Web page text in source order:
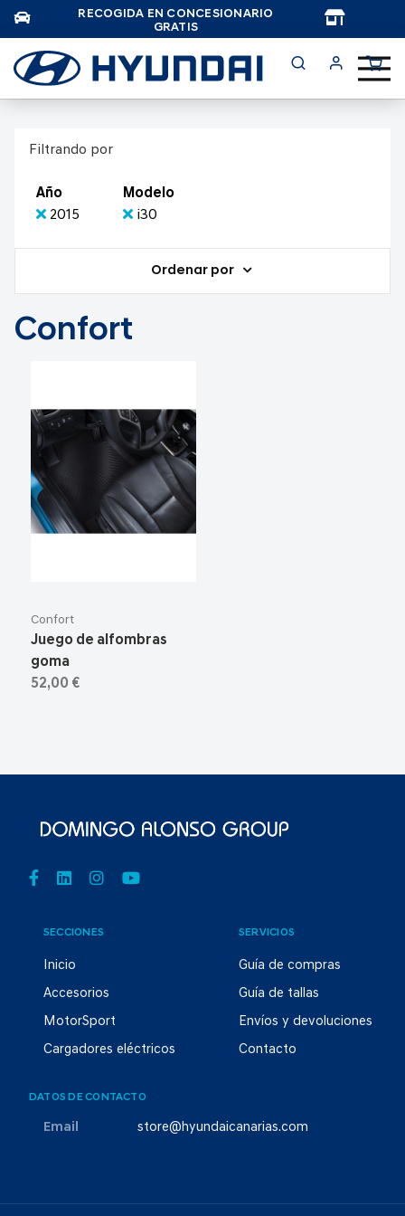
RECOGIDA EN CONCESIONARIO
GRATIS
Filtrando por
Año
2015
Modelo
i30
Ordenar por
Confort
Confort
Juego de alfombras
goma
52,00 €
SECCIONES
Inicio
Accesorios
MotorSport
Cargadores eléctricos
SERVICIOS
Guía de compras
Guía de tallas
Envíos y devoluciones
Contacto
DATOS DE CONTACTO
Email store@hyundaicanarias.com